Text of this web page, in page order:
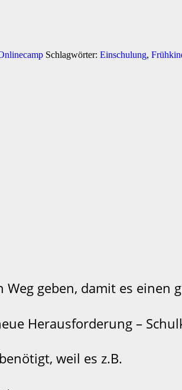
Schlagwörter: Einschulung,
geben, damit es einen
Herausforderung –
weil es z.B.